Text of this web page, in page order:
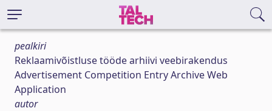
pealkiri
Reklaamivõistluse tööde arhiivi veebirakendus
Advertisement Competition Entry Archive Web
Application
autor